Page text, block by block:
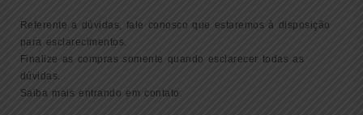
Referente a dúvidas, fale conosco que estaremos à disposição
para esclarecimentos.
Finalize as compras somente quando esclarecer todas as
dúvidas.
Saiba mais entrando em contato.